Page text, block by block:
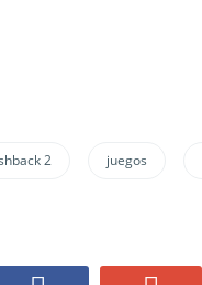
2 juegos